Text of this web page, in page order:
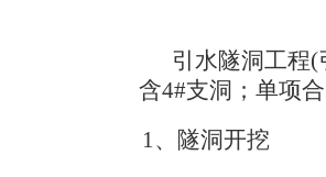
引水隧洞工程(
含4#支洞；单项合
1、隧洞开挖